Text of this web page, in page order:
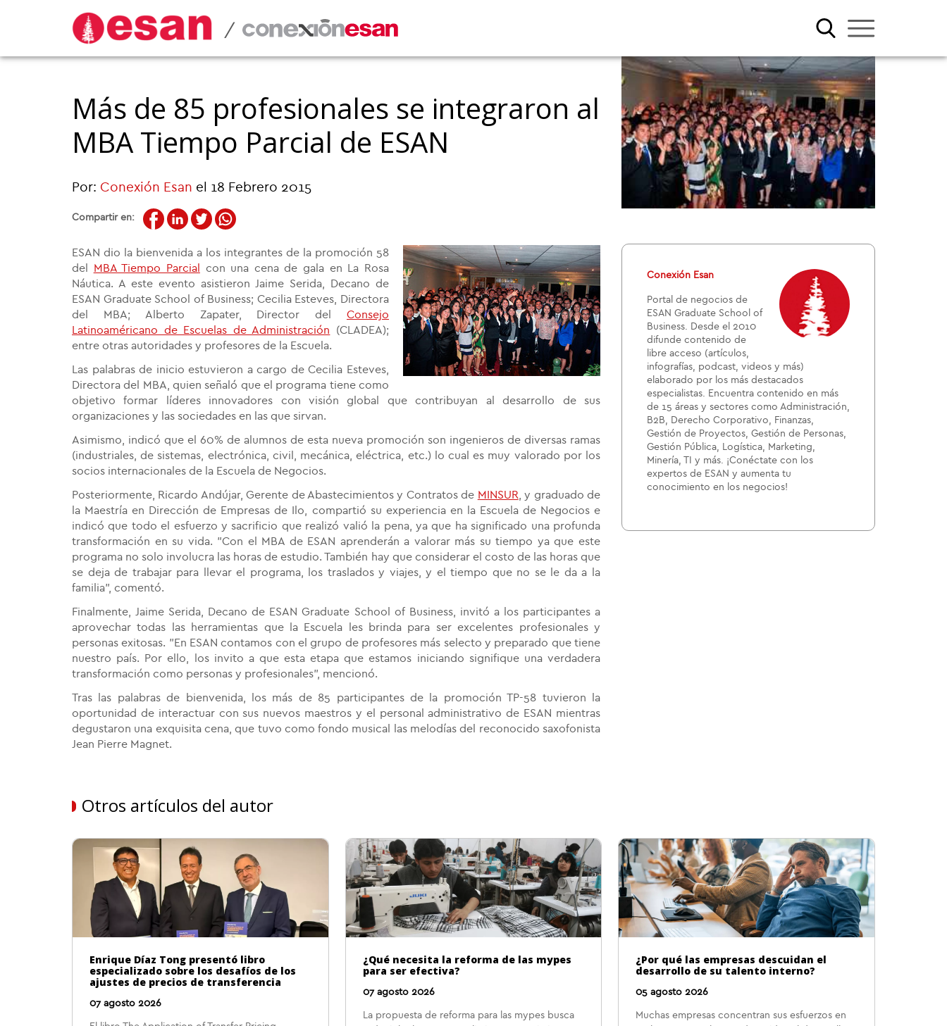
/
Más de 85 profesionales se integraron al
MBA Tiempo Parcial de ESAN
Por: Conexión Esan el 18 Febrero 2015
Compartir en:
ESAN dio la bienvenida a los integrantes de la promoción 58
del
MBA Tiempo Parcial
con una cena de gala en La Rosa
Náutica. A este evento asistieron Jaime Serida, Decano de
ESAN Graduate School of Business; Cecilia Esteves, Directora
del MBA; Alberto Zapater, Director del Consejo
Latinoaméricano de Escuelas de Administración (CLADEA);
entre otras autoridades y profesores de la Escuela.
Las palabras de inicio estuvieron a cargo de Cecilia Esteves,
Directora del MBA, quien señaló que el programa tiene como
objetivo formar líderes innovadores con visión global que contribuyan al desarrollo de sus
organizaciones y las sociedades en las que sirvan.
Asimismo, indicó que el 60% de alumnos de esta nueva promoción son ingenieros de diversas ramas
(industriales, de sistemas, electrónica, civil, mecánica, eléctrica, etc.) lo cual es muy valorado por los
socios internacionales de la Escuela de Negocios.
Posteriormente, Ricardo Andújar, Gerente de Abastecimientos y Contratos de MINSUR , y graduado de
la Maestría en Dirección de Empresas de Ilo , compartió su experiencia en la Escuela de Negocios e
indicó que todo el esfuerzo y sacrificio que realizó valió la pena, ya que ha significado una profunda
transformación en su vida. "Con el MBA de ESAN aprenderán a valorar más su tiempo ya que este
programa no solo involucra las horas de estudio. También hay que considerar el costo de las horas que
se deja de trabajar para llevar el programa, los traslados y viajes, y el tiempo que no se le da a la
familia", comentó.
Finalmente,
Jaime Serida, Decano de ESAN Graduate School of Business, invitó a los participantes a
aprovechar todas las herramientas que la Escuela les brinda para ser excelentes profesionales y
personas exitosas. "En ESAN contamos con el grupo de profesores más selecto y preparado que tiene
nuestro país. Por ello, los invito a que estaetapa que estamos iniciando signifique una verdadera
transformación como personas y profesionales", mencionó.
Tras las palabras de bienvenida, l os más de 85 participantes de la promoción TP-58 tuvieron la
oportunidad de interactuar con sus nuevos maestros y el personal administrativo de ESAN mientras
degustaron una exquisita cena, que tuvo como fondo musical las melodías del reconocido saxofonista
Jean Pierre Magnet.
Conexión Esan
Portal de negocios de
ESAN Graduate School of
Business. Desde el 2010
difunde contenido de
libre acceso (artículos,
infografías, podcast, videos y más)
elaborado por los más destacados
especialistas. Encuentra contenido en más
de 15 áreas y sectores como Administración,
B2B, Derecho Corporativo, Finanzas,
Gestión de Proyectos, Gestión de Personas,
Gestión Pública, Logística, Marketing,
Minería, TI y más. ¡Conéctate con los
expertos de ESAN y aumenta tu
conocimiento en los negocios!
Otros artículos del autor
Enrique Díaz Tong presentó libro
especializado sobre los desafíos de los
ajustes de precios de transferencia
07 agosto 2026
¿Qué necesita la reforma de las mypes
para ser efectiva?
07 agosto 2026
La propuesta de reforma para las mypes busca
¿Por qué las empresas descuidan el
desarrollo de su talento interno?
05 agosto 2026
Muchas empresas concentran sus esfuerzos en